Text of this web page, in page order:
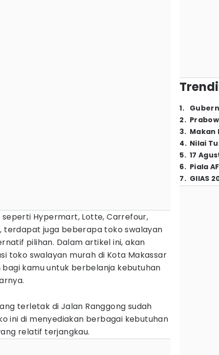
Hypermart, Lotte, Carrefour,
terdapat juga beberapa toko swalayan
pilihan. Dalam artikel ini, akan
toko swalayan murah di Kota Makassar
kamu untuk berbelanja kebutuhan
terletak di Jalan Ranggong sudah
ini di menyediakan berbagai kebutuhan
relatif terjangkau.
1.
2.
3. Makan
4. Nilai
5. 17
6. Piala
7. GIIAS